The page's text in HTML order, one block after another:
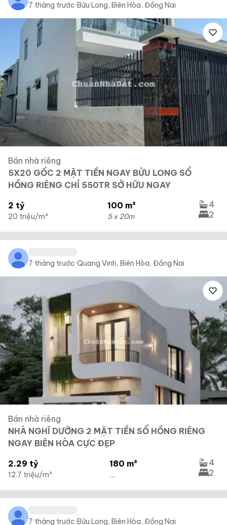
7 tháng trước·Bửu Long, Biên Hòa, Đồng Nai
Bán nhà riêng
5X20 GỐC 2 MẶT TIỀN NGAY BỬU LONG SỔ
HỒNG RIÊNG CHỈ 550TR SỞ HỮU NGAY
2 tỷ
20 triệu/m²
100 m²
5 x 20m
4
2
7 tháng trước·Quang Vinh, Biên Hòa, Đồng Nai
Bán nhà riêng
NHÀ NGHĨ DƯỠNG 2 MẶT TIỀN SỔ HỒNG RIÊNG
NGAY BIÊN HÒA CỰC ĐẸP
2.29 tỷ
12.7 triệu/m²
180 m²
...
4
2
7 tháng trước·Bửu Long, Biên Hòa, Đồng Nai